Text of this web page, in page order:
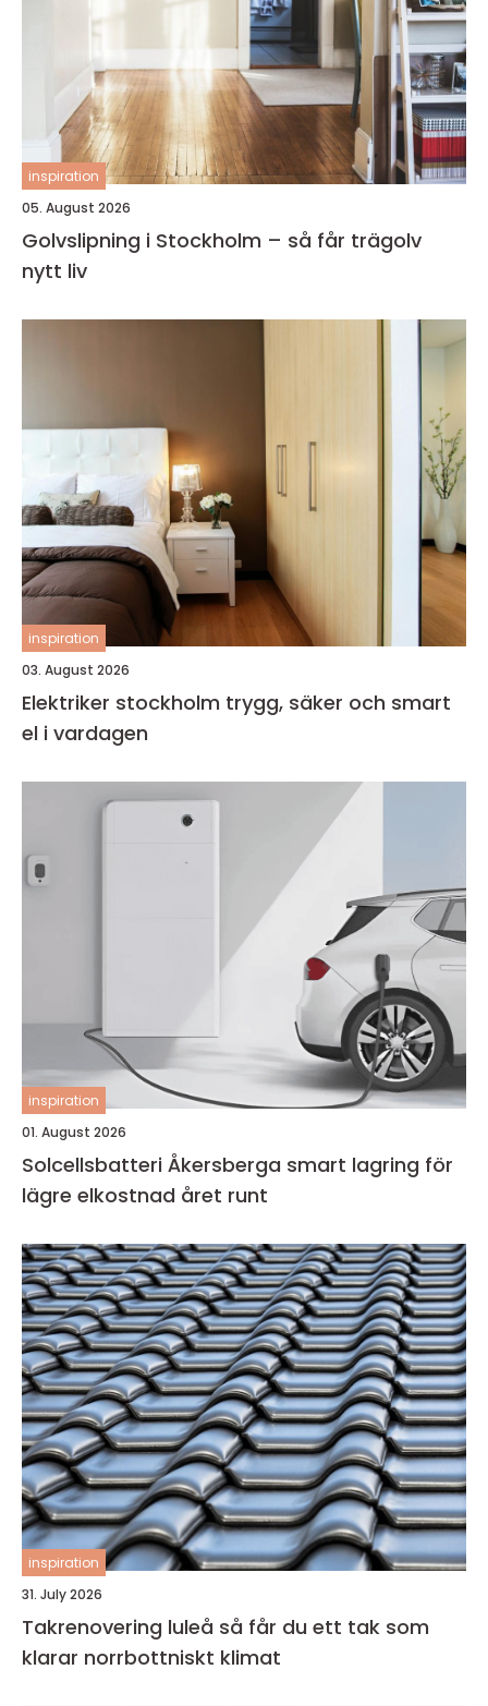
inspiration
05. August 2026
Golvslipning i Stockholm – så får trägolv
nytt liv
inspiration
03. August 2026
Elektriker stockholm trygg, säker och smart
el i vardagen
inspiration
01. August 2026
Solcellsbatteri Åkersberga smart lagring för
lägre elkostnad året runt
inspiration
31. July 2026
Takrenovering luleå så får du ett tak som
klarar norrbottniskt klimat